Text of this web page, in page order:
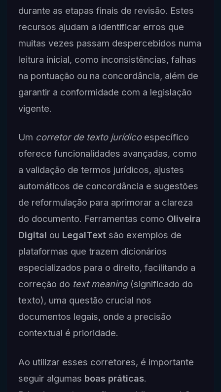
durante as etapas finais de revisão. Estes
recursos ajudam a identificar erros que
muitas vezes passam despercebidos numa
leitura inicial, como inconsistências, falhas
na pontuação ou na concordância, além de
garantir a conformidade com a legislação
vigente.
Um corretor de texto jurídicoespecífico
oferece funcionalidades avançadas, como
a validação de termos jurídicos, ajustes
automáticos de concordância e sugestões
de reformulação para aprimorar a clareza
do documento. Ferramentas como Oliveira
Digital ou LegalTextsão exemplos de
plataformas que trazem dicionários
especializados para o direito, facilitando a
correção do text meaning(significado do
texto), uma questão crucial nos
documentos legais, onde a precisão
contextual é prioridade.
Ao utilizar esses corretores, é importante
seguir algumas boas práticas.